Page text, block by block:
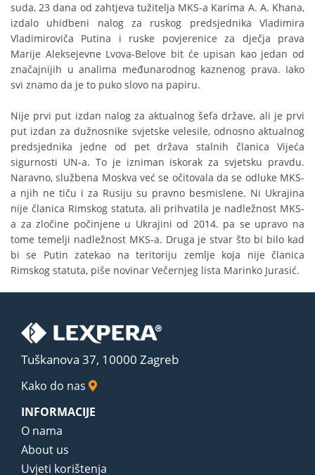
suda, 23 dana od zahtjeva tužitelja MKS-a Karima A. A. Khana,
izdalo uhidbeni nalog za ruskog predsjednika Vladimira
Vladimiroviča Putina i ruske povjerenice za dječja prava
Marije Aleksejevne Lvova-Belove bit će upisan kao jedan od
značajnijih u analima međunarodnog kaznenog prava. Iako
svi znamo da je to puko slovo na papiru.
Nije prvi put izdan nalog za aktualnog šefa države, ali je prvi
put izdan za dužnosnike svjetske velesile, odnosno aktualnog
predsjednika jedne od pet država stalnih članica Vijeća
sigurnosti UN-a. To je izniman iskorak za svjetsku pravdu.
Naravno, službena Moskva već se očitovala da se odluke MKS-
a njih ne tiču i za Rusiju su pravno besmislene. Ni Ukrajina
nije članica Rimskog statuta, ali prihvatila je nadležnost MKS-
a za zločine počinjene u Ukrajini od 2014. pa se upravo na
tome temelji nadležnost MKS-a. Druga je stvar što bi bilo kad
bi se Putin zatekao na teritoriju zemlje koja nije članica
Rimskog statuta, piše novinar Večernjeg lista Marinko Jurasić.
Tuškanova 37, 10000 Zagreb
Kako do nas
INFORMACIJE
O nama
About us
Uvjeti korištenja